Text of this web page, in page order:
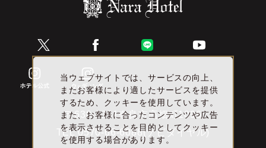
〒630-8301奈良市高畑町1096
TEL0570-66-6088(ナビダイヤル)
当ウェブサイトでは、サービスの向上、
またお客様により適したサービスを提供
するため、クッキーを使用しています。
また、お客様に合ったコンテンツや広告
を表示させることを目的としてクッキー
を使用する場合があります。